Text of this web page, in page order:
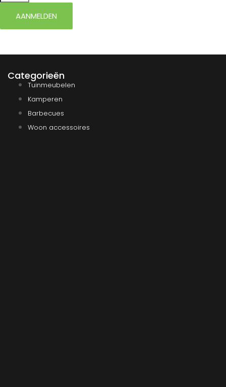
AANMELDEN
Categorieën
Tuinmeubelen
Kamperen
Barbecues
Woon accessoires